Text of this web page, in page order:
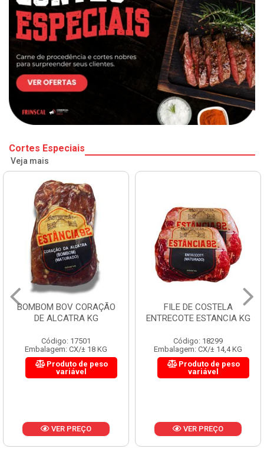
Cortes Especiais
Veja mais
BOMBOM BOV CORAÇÃO
DE ALCATRA KG
Código: 17501
Embalagem: CX/± 18 KG
Produto de peso
variável
VER PREÇO
FILE DE COSTELA
ENTRECOTE ESTANCIA KG
Código: 18299
Embalagem: CX/± 14,4 KG
Produto de peso
variável
VER PREÇO